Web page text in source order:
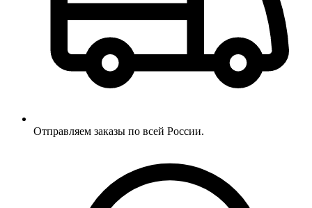
Отправляем заказы по всей России.